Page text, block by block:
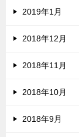
2019年1月
2018年12月
2018年11月
2018年10月
2018年9月